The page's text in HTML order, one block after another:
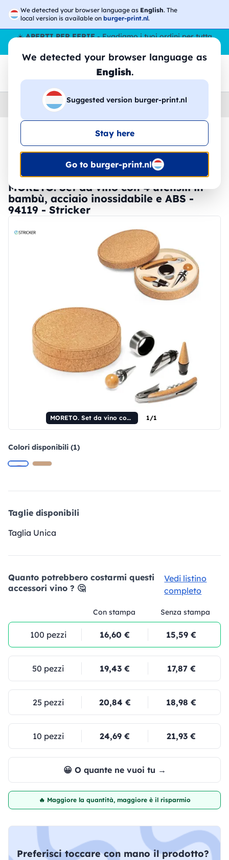
We detected your browser language as English. The
local version is available on burger-print.nl.
We detected your browser language as
English.
Suggested version burger-print.nl
Stay here
Go to burger-print.nl
☀️APERTI PER FERIE- Evadiamo i tuoi ordini per tutta
Accessori › Accessori Vino
🔥 -30% Stampa DTF
MORETO. Set da vino con 4 utensili in
bambù, acciaio inossidabile e ABS -
94119 - Stricker
MORETO. Set da vino con 4 utensili in bambù, acciaio inossidabile e ABS 1/1
Colori disponibili (1)
Taglie disponibili
Taglia Unica
Quanto potrebbero costarmi questi
accessori vino ? 🤔
Vedi listino
completo
Con stampa Senza stampa
100 pezzi 16,60 € 15,59 €
50 pezzi 19,43 € 17,87 €
25 pezzi 20,84 € 18,98 €
10 pezzi 24,69 € 21,93 €
😀 O quante ne vuoi tu →
🔥 Maggiore la quantità, maggiore è il risparmio
Preferisci toccare con mano il prodotto?